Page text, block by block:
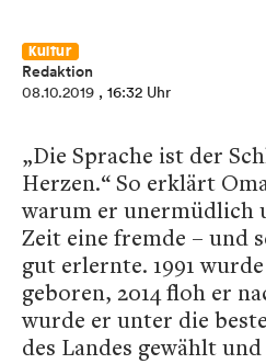
Kultur
Redaktion
08.10.2019 , 16:32 Uhr
„Die Sprache ist der
Herzen.“ So erklärt
warum er unermüdlich
Zeit eine fremde – und
gut erlernte. 1991
geboren, 2014 floh er
wurde er unter die
des Landes gewählt